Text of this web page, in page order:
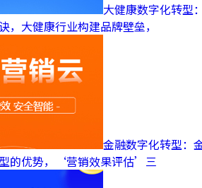
大健康数字化转型
，大健康行业构建品牌壁垒，
金融数字化转型：
的优势，‘营销效果评估’三